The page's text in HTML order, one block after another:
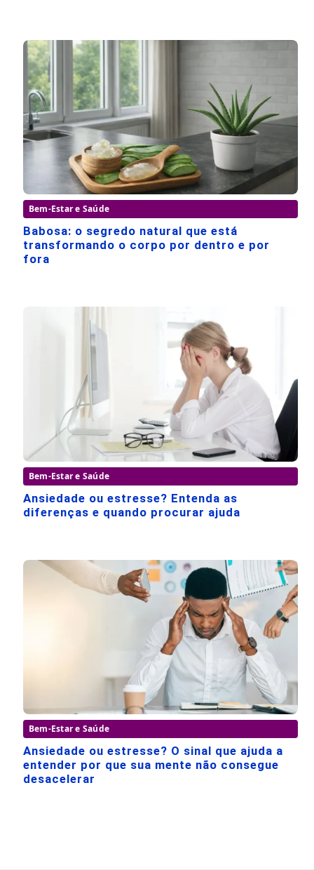
Bem-Estar e Saúde
Babosa: o segredo natural que está
transformando o corpo por dentro e por
fora
Bem-Estar e Saúde
Ansiedade ou estresse? Entenda as
diferenças e quando procurar ajuda
Bem-Estar e Saúde
Ansiedade ou estresse? O sinal que ajuda a
entender por que sua mente não consegue
desacelerar